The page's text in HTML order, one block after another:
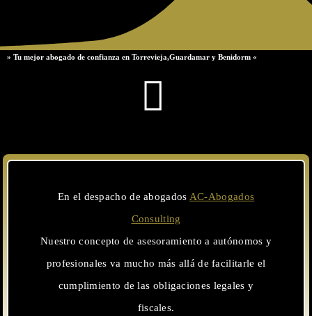
» Tu mejor abogado de confianza en Torrevieja,Guardamar y Benidorm «
En el despacho de abogados AC-Abogados
Consulting
Nuestro concepto de asesoramiento a autónomos y
profesionales va mucho más allá de facilitarle el
cumplimiento de las obligaciones legales y
fiscales.